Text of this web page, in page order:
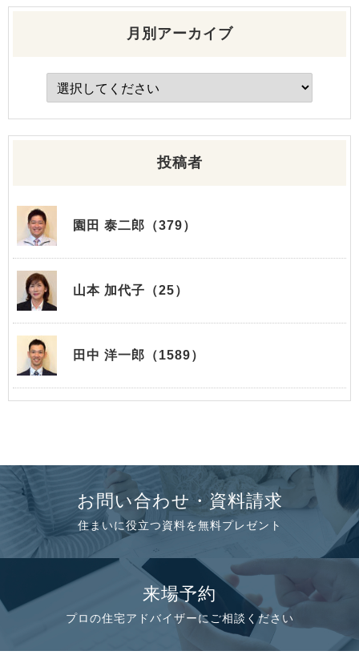
月別アーカイブ
投稿者
園田 泰二郎（379）
山本 加代子（25）
田中 洋一郎（1589）
お問い合わせ・資料請求
住まいに役立つ資料を無料プレゼント
来場予約
プロの住宅アドバイザーにご相談ください